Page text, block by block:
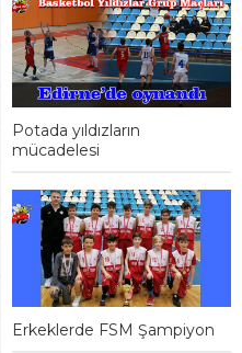
Potada yıldızların
mücadelesi
Erkeklerde FSM Şampiyon